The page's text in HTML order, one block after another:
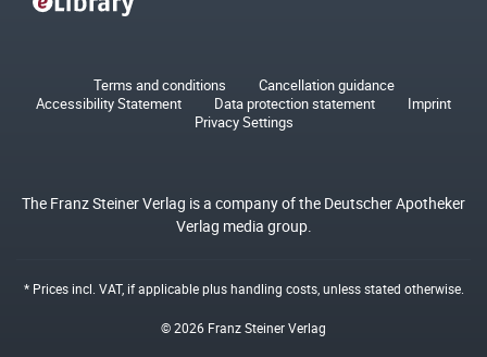
Terms and conditions
Cancellation guidance
Accessibility Statement
Data protection statement
Imprint
Privacy Settings
The Franz Steiner Verlag is a company of the Deutscher Apotheker
Verlag media group.
* Prices incl. VAT, if applicable plushandling costs, unless stated otherwise.
© 2026 Franz Steiner Verlag